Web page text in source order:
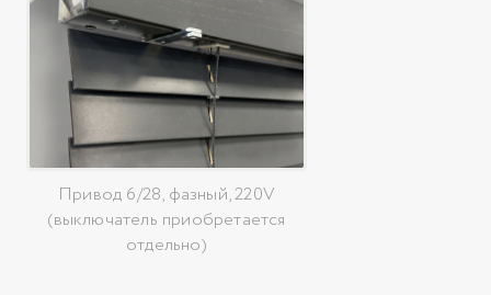
Привод 6/28, фазный, 220V
(выключатель приобретается
отдельно)